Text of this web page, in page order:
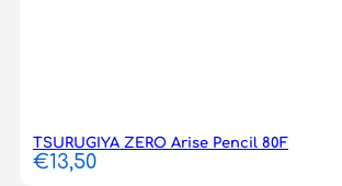
TSURUGIYA ZERO Arise Pencil 80F
€13,50